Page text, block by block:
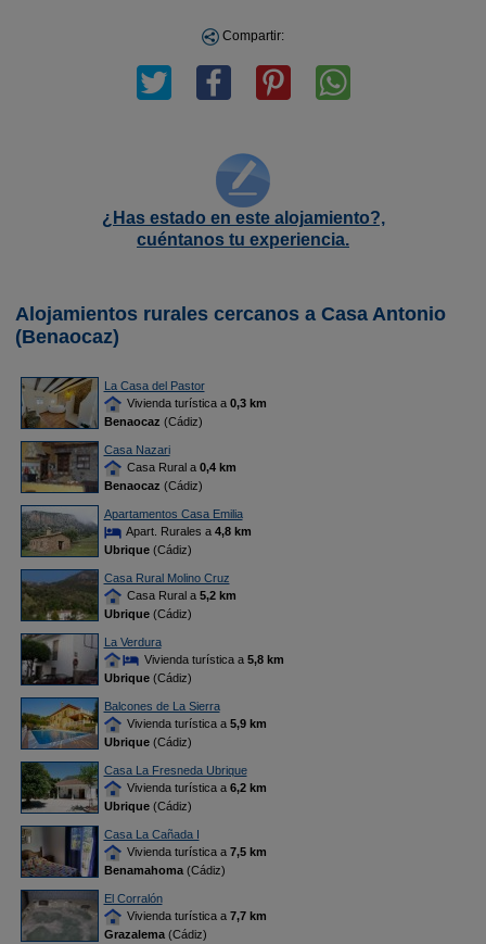
Compartir:
¿Has estado en este alojamiento?,
cuéntanos tu experiencia.
Alojamientos rurales cercanos a Casa Antonio
(Benaocaz)
La Casa del Pastor
Vivienda turística a 0,3 km
Benaocaz (Cádiz)
Casa Nazari
Casa Rural a 0,4 km
Benaocaz (Cádiz)
Apartamentos Casa Emilia
Apart. Rurales a 4,8 km
Ubrique(Cádiz)
Casa Rural Molino Cruz
Casa Rural a 5,2 km
Ubrique(Cádiz)
La Verdura
Vivienda turística a 5,8 km
Ubrique(Cádiz)
Balcones de La Sierra
Vivienda turística a 5,9 km
Ubrique(Cádiz)
Casa La Fresneda Ubrique
Vivienda turística a 6,2 km
Ubrique(Cádiz)
Casa La Cañada I
Vivienda turística a 7,5 km
Benamahoma(Cádiz)
El Corralón
Vivienda turística a 7,7 km
Grazalema(Cádiz)